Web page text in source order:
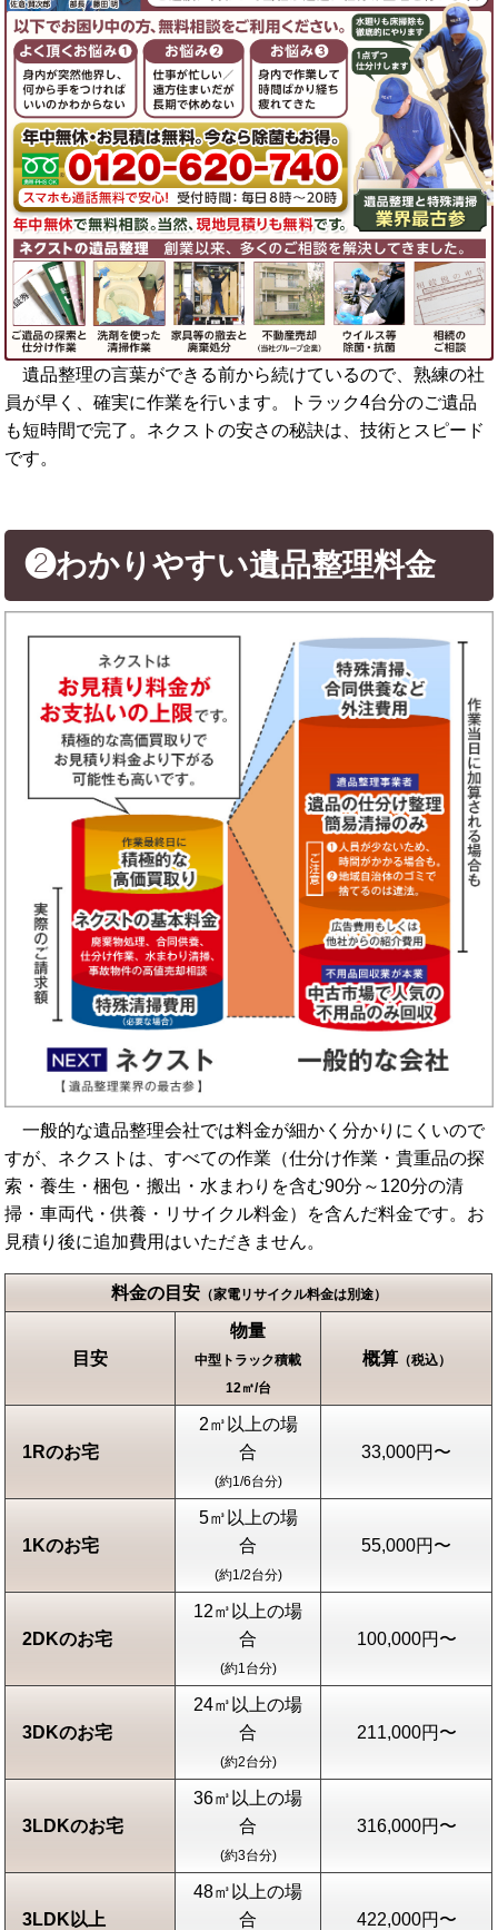
遺品整理の言葉ができる前から続けているので、熟練の社
員が早く、確実に作業を行います。トラック4台分のご遺品
も短時間で完了。ネクストの安さの秘訣は、技術とスピード
です。
❷わかりやすい遺品整理料金
一般的な遺品整理会社では料金が細かく分かりにくいので
すが、ネクストは、すべての作業（仕分け作業・貴重品の探
索・養生・梱包・搬出・水まわりを含む90分～120分の清
掃・車両代・供養・リサイクル料金）を含んだ料金です。お
見積り後に追加費用はいただきません。
料金の目安（家電リサイクル料金は別途）
目安
物量
中型トラック積載
12㎥/台
概算（税込）
1Rのお宅
2㎥以上の場
合
(約1/6台分)
33,000円〜
1Kのお宅
5㎥以上の場
合
(約1/2台分)
55,000円〜
2DKのお宅
12㎥以上の場
合
(約1台分)
100,000円〜
3DKのお宅
24㎥以上の場
合
(約2台分)
211,000円〜
3LDKのお宅
36㎥以上の場
合
(約3台分)
316,000円〜
3LDK以上
48㎥以上の場
合
422,000円〜